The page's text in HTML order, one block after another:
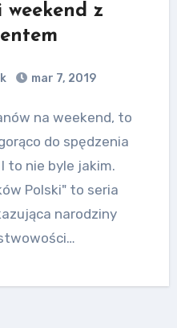
weekend z
mar 7, 2019
na weekend, to
do spędzenia
to nie byle jakim.
Polski" to seria
narodziny